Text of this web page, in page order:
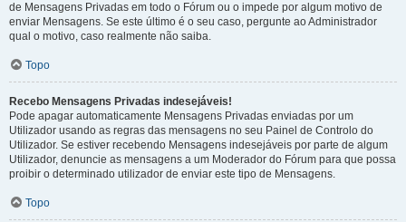
de Mensagens Privadas em todo o Fórum ou o impede por algum motivo de
enviar Mensagens. Se este último é o seu caso, pergunte ao Administrador
qual o motivo, caso realmente não saiba.
Topo
Recebo Mensagens Privadas indesejáveis!
Pode apagar automaticamente Mensagens Privadas enviadas por um
Utilizador usando as regras das mensagens no seu Painel de Controlo do
Utilizador. Se estiver recebendo Mensagens indesejáveis por parte de algum
Utilizador, denuncie as mensagens a um Moderador do Fórum para que possa
proibir o determinado utilizador de enviar este tipo de Mensagens.
Topo